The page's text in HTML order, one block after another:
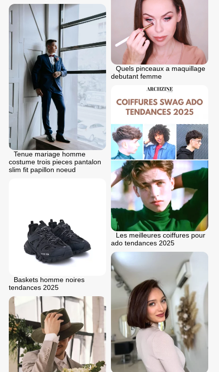
Quels pinceaux a maquillage
debutant femme
Tenue mariage homme
costume trois pieces pantalon
slim fit papillon noeud
Les meilleures coiffures pour
ado tendances 2025
Baskets homme noires
tendances 2025